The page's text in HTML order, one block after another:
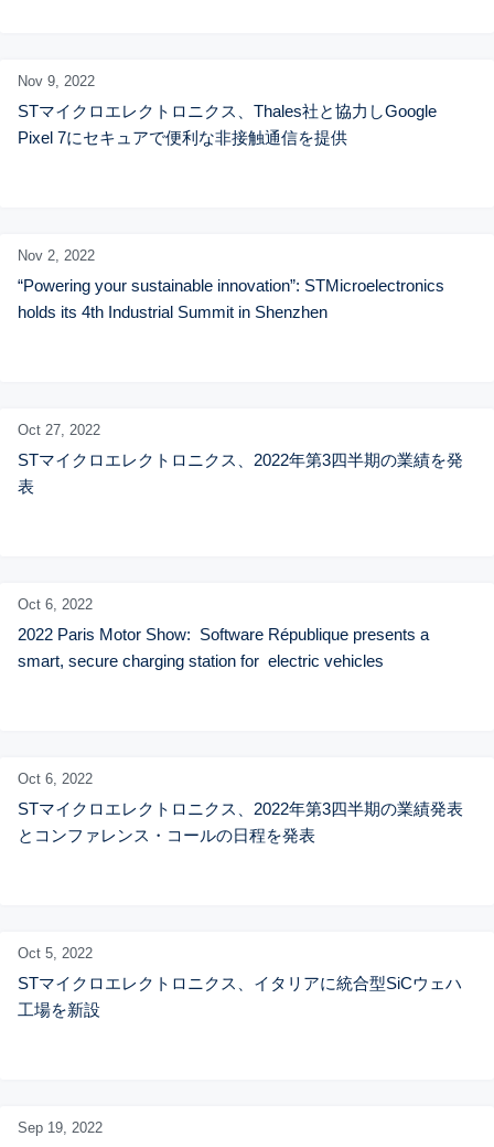
Nov 9, 2022
STマイクロエレクトロニクス、Thales社と協力しGoogle
Pixel 7にセキュアで便利な非接触通信を提供
Nov 2, 2022
“Powering your sustainable innovation”: STMicroelectronics
holds its 4th Industrial Summit in Shenzhen
Oct 27, 2022
STマイクロエレクトロニクス、2022年第3四半期の業績を発
表
Oct 6, 2022
2022 Paris Motor Show:  Software République presents a
smart, secure charging station for  electric vehicles
Oct 6, 2022
STマイクロエレクトロニクス、2022年第3四半期の業績発表
とコンファレンス・コールの日程を発表
Oct 5, 2022
STマイクロエレクトロニクス、イタリアに統合型SiCウェハ
工場を新設
Sep 19, 2022